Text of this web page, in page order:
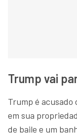
Trump vai
Trump é
em sua
de baile e um